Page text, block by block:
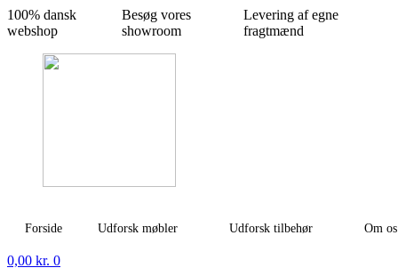
100% dansk
webshop
Besøg vores
showroom
Levering af egne
fragtmænd
Forside Udforsk møbler Udforsk tilbehør Om os
0,00 kr. 0